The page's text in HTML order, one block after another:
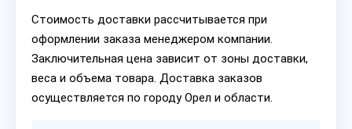
Стоимость доставки рассчитывается при
оформлении заказа менеджером компании.
Заключительная цена зависит от зоны доставки,
веса и объема товара. Доставка заказов
осуществляется по городу Орел и области.